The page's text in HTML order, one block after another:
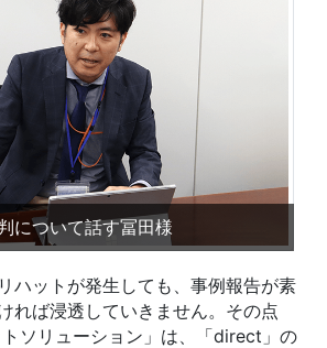
について話す冨田様
ハットが発生しても、事例報告が素
れば浸透していきません。その点
トソリューション」は、「direct」の